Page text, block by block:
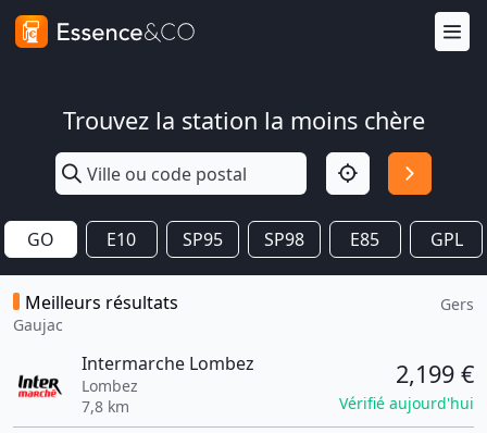
Trouvez la station la moins chère
GO E10 SP95 SP98 E85 GPL
Meilleurs résultats
Gaujac
Gers
Intermarche Lombez
Lombez
7,8 km
2,199 €
Vérifié aujourd'hui